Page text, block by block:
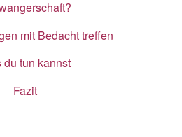
mit Bedacht treffen
du tun kannst
Fazit